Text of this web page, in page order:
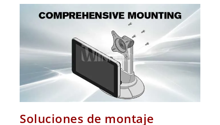
Soluciones de montaje